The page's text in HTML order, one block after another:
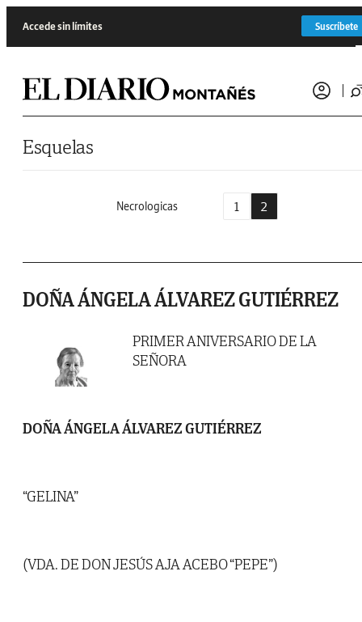
Accede sin límites Suscríbete
Esquelas
Necrologicas 1 2
DOÑA ÁNGELA ÁLVAREZ GUTIÉRREZ
PRIMER ANIVERSARIO DE LA
SEÑORA
DOÑA ÁNGELA ÁLVAREZ GUTIÉRREZ
“GELINA”
(VDA. DE DON JESÚS AJA ACEBO “PEPE”)